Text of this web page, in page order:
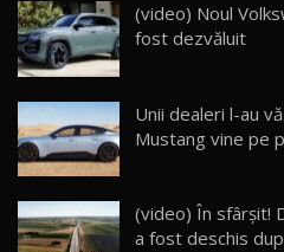
15
chinez care face
/ AutoBlog.MD
17:27
16 14:37
17
AutoBlogMD
13:10
(video) Noul
fost dezvăluit
Unii dealeri l-au
Mustang vine pe
(video) În sfârșit!
a fost deschis